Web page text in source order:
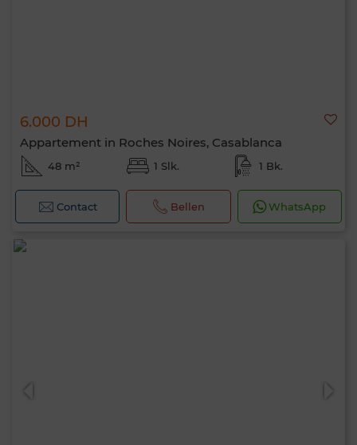
6.000 DH
Appartement in Roches Noires, Casablanca
48 m² 1 Slk. 1 Bk.
Contact Bellen WhatsApp